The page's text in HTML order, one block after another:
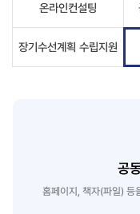
온라인컨설팅
장기수선계획 수립지원
공
홈페이지, 책자(파일) 등